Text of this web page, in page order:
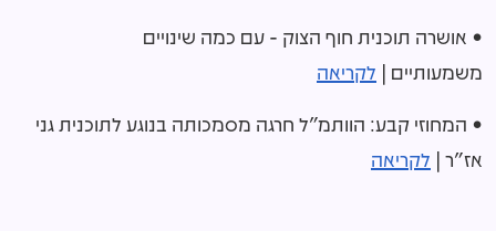
• אושרה תוכנית חוף הצוק - עם כמה שינויים
משמעותיים | לקריאה
• המחוזי קבע: הוותמ"ל חרגה מסמכותה בנוגע לתוכנית גני
אז"ר | לקריאה